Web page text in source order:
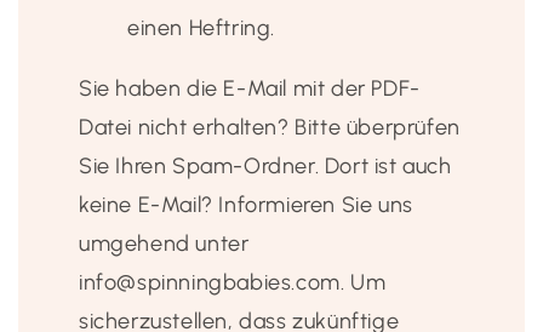
einen Heftring.
Sie haben die E-Mail mit der PDF-
Datei nicht erhalten? Bitte überprüfen
Sie Ihren Spam-Ordner. Dort ist auch
keine E-Mail? Informieren Sie uns
umgehend unter
info@spinningbabies.com. Um
sicherzustellen, dass zukünftige